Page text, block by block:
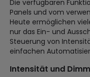
Die verfügbaren
Panels und vom
Heute ermöglichen
nur das Ein- und
Steuerung von
einfachen
Intensität und